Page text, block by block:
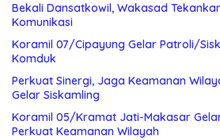
Bekali Dansatkowil, Wakasad
Komunikasi
Koramil 07/Cipayung Gelar Patroli/
Komduk
Perkuat Sinergi, Jaga Keamanan
Gelar Siskamling
Koramil 05/Kramat Jati-Makasar
Perkuat Keamanan Wilayah